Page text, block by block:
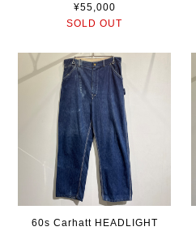
¥55,000
SOLD OUT
60s Carhatt HEADLIGHT